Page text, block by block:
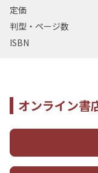
定価
判型・ページ数
ISBN
オンライン書